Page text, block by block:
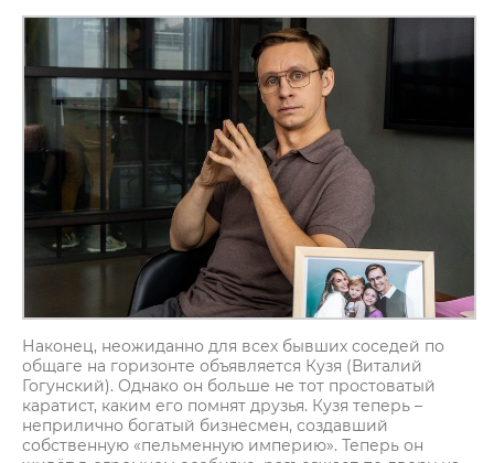
Наконец, неожиданно для всех бывших соседей по
общаге на горизонте объявляется Кузя (Виталий
Гогунский). Однако он больше не тот простоватый
каратист, каким его помнят друзья. Кузя теперь –
неприлично богатый бизнесмен, создавший
собственную «пельменную империю». Теперь он